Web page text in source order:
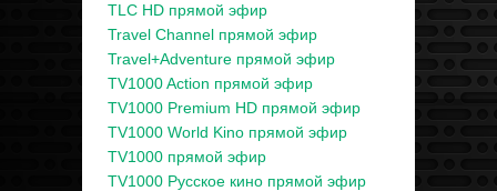
TLC HD прямой эфир
Travel Channel прямой эфир
Travel+Adventure прямой эфир
TV1000 Action прямой эфир
TV1000 Premium HD прямой эфир
TV1000 World Kino прямой эфир
TV1000 прямой эфир
TV1000 Русское кино прямой эфир